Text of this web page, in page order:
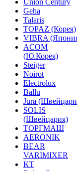
Union Century
Geha
Talaris
TOPAZ (Корея)
VIBRA
ACOM
(Ю.Корея)
Steiger
Noirot
Electrolux
Ballu
Jura
SOLIS
(Швейцария)
ТОРГМАШ
AERONIK
BEAR
VARIMIXER
KT